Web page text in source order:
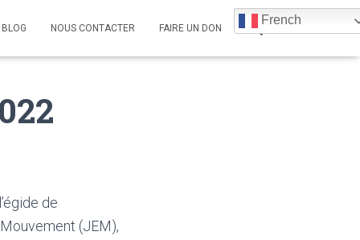
BLOG NOUS CONTACTER FAIRE UN DON
French
de
(JEM),